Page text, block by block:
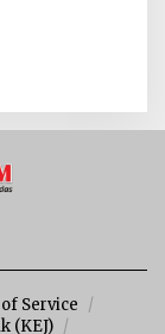
Service
(KEJ)